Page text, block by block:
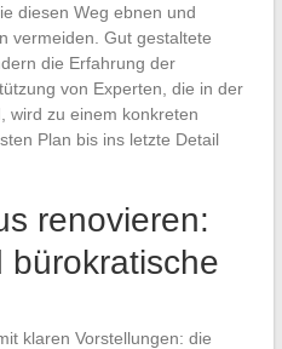
diesen Weg ebnen und
vermeiden. Gut gestaltete
die Erfahrung der
von Experten, die in der
wird zu einem konkreten
Plan bis ins letzte Detail
renovieren:
bürokratische
klaren Vorstellungen: die